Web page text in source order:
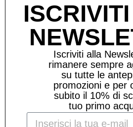
Iscriviti alla
rimanere sempre
su tutte le
promozioni e per
subito il 10% di
tuo primo